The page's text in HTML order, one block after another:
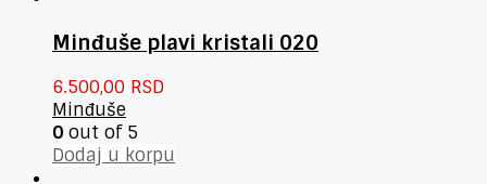
Minđuše plavi kristali 020
6.500,00 RSD
Minđuše
0 out of 5
Dodaj u korpu